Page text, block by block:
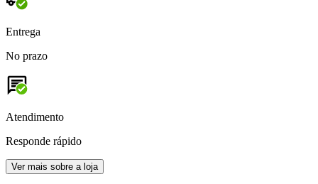
Entrega
No prazo
Atendimento
Responde rápido
Ver mais sobre a loja